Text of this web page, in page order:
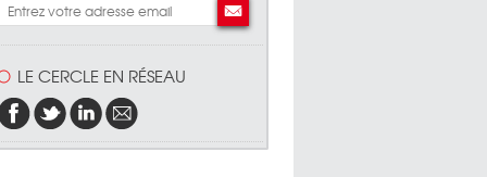
LE CERCLE EN RÉSEAU